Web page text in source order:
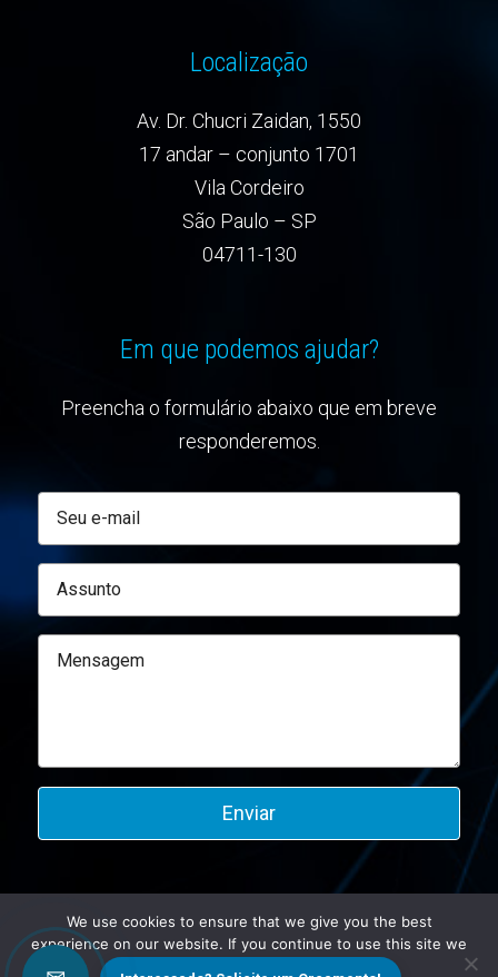
Localização
Av. Dr. Chucri Zaidan, 1550
17 andar – conjunto 1701
Vila Cordeiro
São Paulo – SP
04711-130
Em que podemos ajudar?
Preencha o formulário abaixo que em breve
responderemos.
©2026 Altmann.
We use cookies to ensure that we give you the best
experience on our website. If you continue to use this site we